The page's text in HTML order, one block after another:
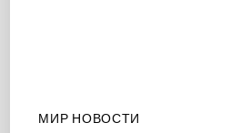
МИР НОВОСТИ